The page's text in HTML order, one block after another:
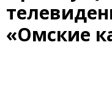
«Омские